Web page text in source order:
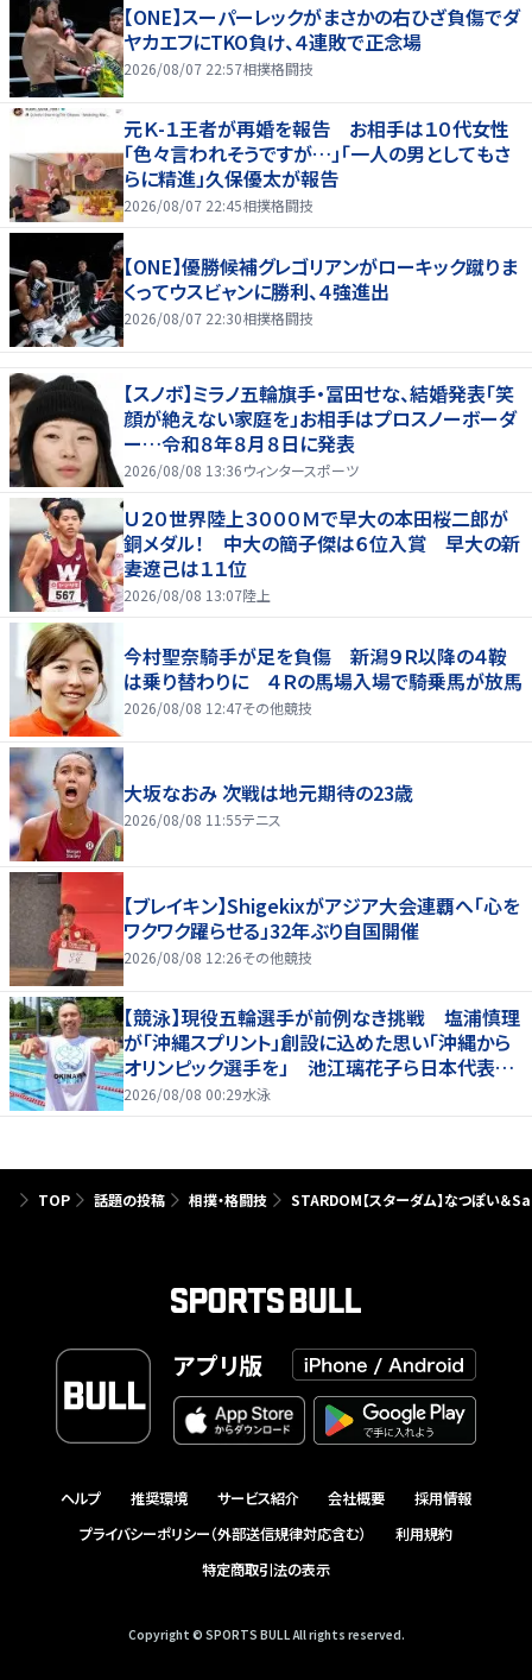
【ONE】スーパーレックがまさかの右ひざ負傷でダ
ヤカエフにTKO負け、４連敗で正念場
2026/08/07 22:57相撲格闘技
元Ｋ-１王者が再婚を報告 お相手は１０代女性
「色々言われそうですが…」「一人の男としてもさ
らに精進」久保優太が報告
2026/08/07 22:45相撲格闘技
【ONE】優勝候補グレゴリアンがローキック蹴りま
くってウスビャンに勝利、４強進出
2026/08/07 22:30相撲格闘技
【スノボ】ミラノ五輪旗手・冨田せな、結婚発表「笑
顔が絶えない家庭を」お相手はプロスノーボーダ
ー…令和８年８月８日に発表
2026/08/08 13:36ウィンタースポーツ
Ｕ２０世界陸上３０００Ｍで早大の本田桜二郎が
銅メダル！ 中大の簡子傑は６位入賞 早大の新
妻遼己は１１位
2026/08/08 13:07陸上
今村聖奈騎手が足を負傷 新潟９Ｒ以降の４鞍
は乗り替わりに ４Ｒの馬場入場で騎乗馬が放馬
2026/08/08 12:47その他競技
大坂なおみ 次戦は地元期待の23歳
2026/08/08 11:55テニス
【ブレイキン】Shigekixがアジア大会連覇へ「心を
ワクワク躍らせる」32年ぶり自国開催
2026/08/08 12:26その他競技
【競泳】現役五輪選手が前例なき挑戦 塩浦慎理
が「沖縄スプリント」創設に込めた思い「沖縄から
オリンピック選手を」 池江璃花子ら日本代表も
参戦
2026/08/08 00:29水泳
TOP 話題の投稿 相撲・格闘技 STARDOM【スターダム】なつぽい＆
アプリ版
ヘルプ 推奨環境 サービス紹介 会社概要
採用情報
プライバシーポリシー（外部送信規律対応含む）
利用規約
特定商取引法の表示
Copyright © SPORTS BULL All rights reserved.